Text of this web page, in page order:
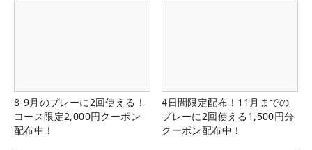
8-9月のプレーに2回使える！
コース限定2,000円クーポン
配布中！
4日間限定配布！11月までの
プレーに2回使える1,500円分
クーポン配布中！